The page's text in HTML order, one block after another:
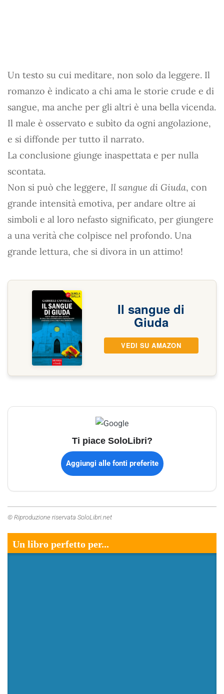
Un testo su cui meditare, non solo da leggere. Il
romanzo è indicato a chi ama le storie crude e di
sangue, ma anche per gli altri è una bella vicenda.
Il male è osservato e subìto da ogni angolazione,
e si diffonde per tutto il narrato.
La conclusione giunge inaspettata e per nulla
scontata.
Non si può che leggere, Il sangue di Giuda, con
grande intensità emotiva, per andare oltre ai
simboli e al loro nefasto significato, per giungere
a una verità che colpisce nel profondo. Una
grande lettura, che si divora in un attimo!
Il sangue di
Giuda
VEDI SU AMAZON
Ti piace SoloLibri?
Aggiungi alle fonti preferite
© Riproduzione riservata SoloLibri.net
Un libro perfetto per...